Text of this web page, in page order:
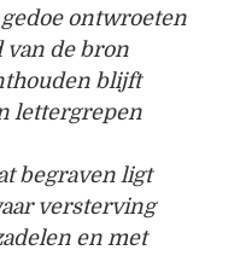
ontwroeten
van de bron
blijft
lettergrepen
begraven ligt
versterving
en met